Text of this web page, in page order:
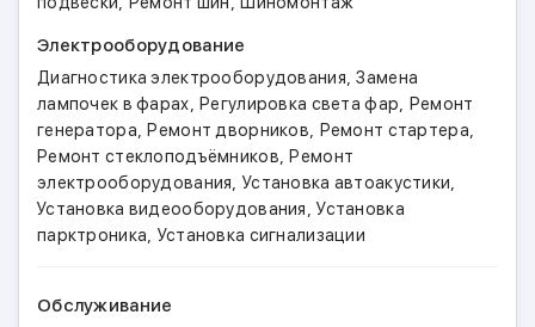
Электрооборудование
Диагностика электрооборудования,Замена
лампочек в фарах,Регулировка света фар, Ремонт
генератора,Ремонт дворников, Ремонт стартера,
Ремонт стеклоподъёмников,Ремонт
электрооборудования, Установка автоакустики,
Установка видеооборудования,Установка
парктроника, Установка сигнализации
Обслуживание